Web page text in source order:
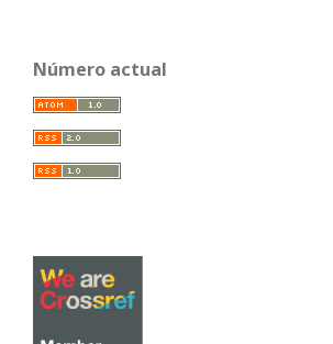
Número actual